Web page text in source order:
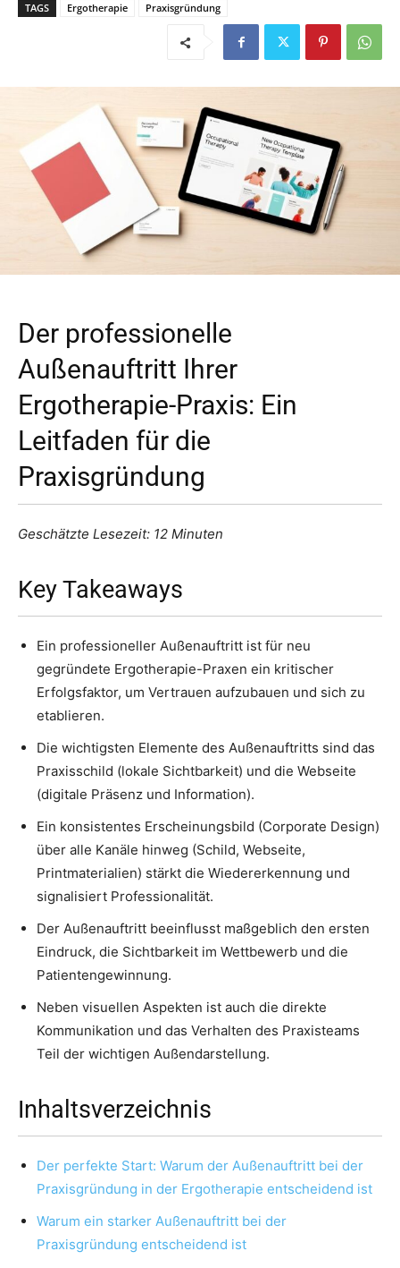
TAGS Ergotherapie Praxisgründung
Der professionelle
Außenauftritt Ihrer
Ergotherapie-Praxis: Ein
Leitfaden für die
Praxisgründung
Geschätzte Lesezeit: 12 Minuten
Key Takeaways
Ein professioneller Außenauftritt ist für neu
gegründete Ergotherapie-Praxen ein kritischer
Erfolgsfaktor, um Vertrauen aufzubauen und sich zu
etablieren.
Die wichtigsten Elemente des Außenauftritts sind das
Praxisschild (lokale Sichtbarkeit) und die Webseite
(digitale Präsenz und Information).
Ein konsistentes Erscheinungsbild (Corporate Design)
über alle Kanäle hinweg (Schild, Webseite,
Printmaterialien) stärkt die Wiedererkennung und
signalisiert Professionalität.
Der Außenauftritt beeinflusst maßgeblich den ersten
Eindruck, die Sichtbarkeit im Wettbewerb und die
Patientengewinnung.
Neben visuellen Aspekten ist auch die direkte
Kommunikation und das Verhalten des Praxisteams
Teil der wichtigen Außendarstellung.
Inhaltsverzeichnis
Der perfekte Start: Warum der Außenauftritt bei der
Praxisgründung in der Ergotherapie entscheidend ist
Warum ein starker Außenauftritt bei der
Praxisgründung entscheidend ist